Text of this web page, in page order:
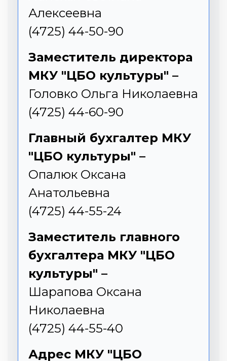
Алексеевна
(4725) 44-50-90
Заместитель директора
МКУ "ЦБО культуры" –
Головко Ольга Николаевна
(4725) 44-60-90
Главный бухгалтер МКУ
"ЦБО культуры" –
Опалюк Оксана
Анатольевна
(4725) 44-55-24
Заместитель главного
бухгалтера МКУ "ЦБО
культуры" –
Шарапова Оксана
Николаевна
(4725) 44-55-40
Адрес МКУ "ЦБО